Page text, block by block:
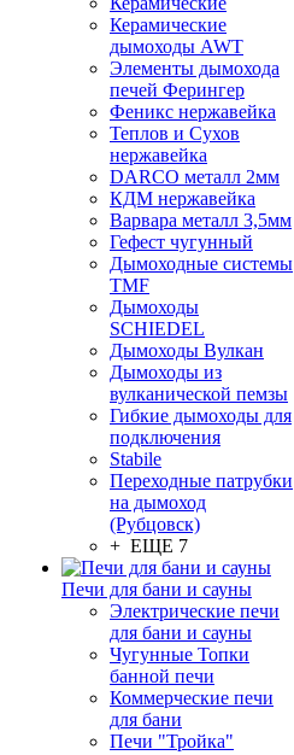
Керамические
дымоходы AWT
Элементы дымохода
печей Ферингер
Феникс нержавейка
Теплов и Сухов
нержавейка
DARCO металл 2мм
КДМ нержавейка
Варвара металл 3,5мм
Гефест чугунный
Дымоходные системы
TMF
Дымоходы
SCHIEDEL
Дымоходы Вулкан
Дымоходы из
вулканической пемзы
Гибкие дымоходы для
подключения
Stabile
Переходные патрубки
на дымоход
(Рубцовск)
+ ЕЩЕ 7
Печи для бани и сауны
Электрические печи
для бани и сауны
Чугунные Топки
банной печи
Коммерческие печи
для бани
Печи "Тройка"